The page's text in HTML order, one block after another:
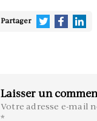
Partager
Laisser un
Votre adresse e-mail
*